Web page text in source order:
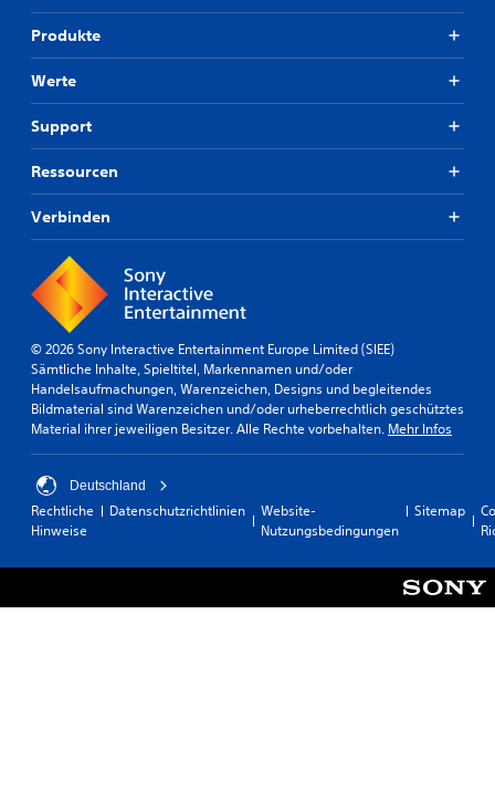
Produkte
Werte
Support
Ressourcen
Verbinden
© 2026 Sony Interactive Entertainment Europe Limited (SIEE)
Sämtliche Inhalte, Spieltitel, Markennamen und/oder
Handelsaufmachungen, Warenzeichen, Designs und begleitendes
Bildmaterial sind Warenzeichen und/oder urheberrechtlich geschütztes
Material ihrer jeweiligen Besitzer. Alle Rechte vorbehalten. Mehr Infos
Deutschland
Rechtliche
Hinweise
Datenschutzrichtlinien
Website-
Nutzungsbedingungen
Sitemap